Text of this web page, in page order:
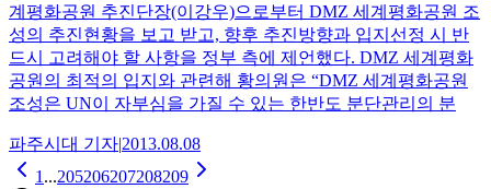
계평화공원 추진단장(이강우)으로부터 DMZ 세계평화공원 조
성의 추진현황을 보고 받고, 향후 추진방향과 입지선정 시 반
드시 고려해야 할 사항을 정부 측에 제언했다. DMZ 세계평화
공원의 최적의 입지와 관련해 황의원은 “DMZ 세계평화공원
조성은 UN이 자부심을 가질 수 있는 한반도 분단관리의 분
파주시대 기자|2013.08.08
1...205206207208209